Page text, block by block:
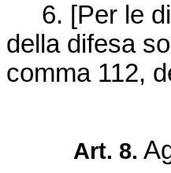
6. [Per le
della difesa
comma 112,
Art. 8.